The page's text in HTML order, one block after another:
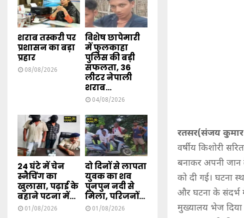
रतसर(संजय कुमार
वर्षीय किशोरी
बनाकर अपनी जान
को दी गई। घटना
और घटना के संदर्भ
मुख्यालय भेज दिया
शराब तस्करी पर
प्रशासन का बड़ा
प्रहार
08/08/2026
विशेष छापेमारी
में फुलकाहा
पुलिस की बड़ी
सफलता, 36
लीटर नेपाली
शराब...
04/08/2026
24 घंटे में चेन
स्नैचिंग का
खुलासा, पढ़ाई के
बहाने पटना में...
01/08/2026
दो दिनों से लापता
युवक का शव
पुनपुन नदी से
मिला, परिजनों...
01/08/2026